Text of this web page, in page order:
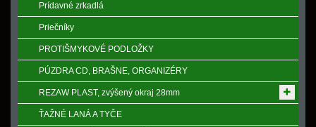
Prídavné zrkadlá
Priečníky
PROTIŠMYKOVÉ PODLOŽKY
PÚZDRA CD, BRAŠNE, ORGANIZÉRY
REZAW PLAST, zvýšený okraj 28mm
ŤAŽNÉ LANÁ A TYČE